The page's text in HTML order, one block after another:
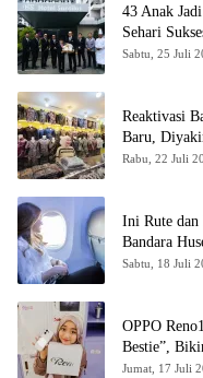
43 Anak
Sehari
Sabtu, 25 Juli
Reaktivasi
Baru,
Rabu, 22 Juli
Ini Rute dan
Bandara
Sabtu, 18 Juli
OPPO
Bestie”,
Jumat, 17 Juli